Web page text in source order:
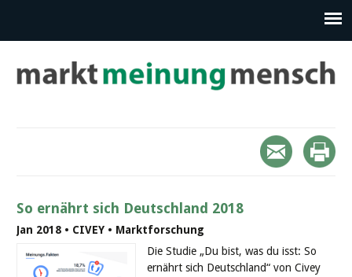
So ernährt sich Deutschland 2018
Jan 2018 • CIVEY • Marktforschung
Die Studie „Du bist, was du isst: So
ernährt sich Deutschland“ von Civey